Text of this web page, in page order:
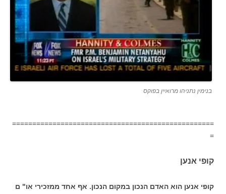
בנימין נתניהו מרואיין בפוקס
==================================================
=
קופי אנען
קופי אנען הוא האדם הנכון במקום הנכון. אף אחד ממזכירי או" ם